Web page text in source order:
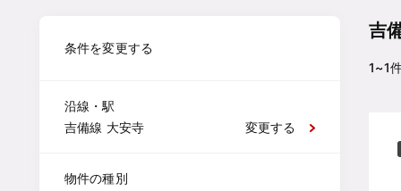
条件を変更する
沿線・駅
吉備線 大安寺
変更する
物件の種別
吉
1~1